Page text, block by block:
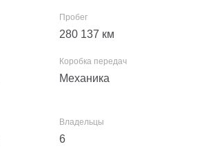
280 137 км
Механика
6